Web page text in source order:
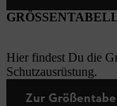
Hier findest Du die
Schutzausrüstung.
Zur